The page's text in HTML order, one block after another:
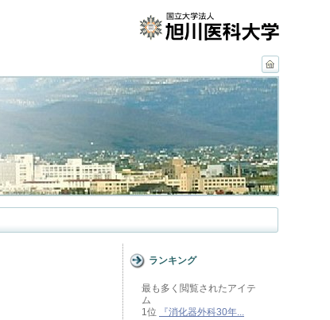
ランキング
最も多く閲覧されたアイテ
ム
1位
『消化器外科30年...